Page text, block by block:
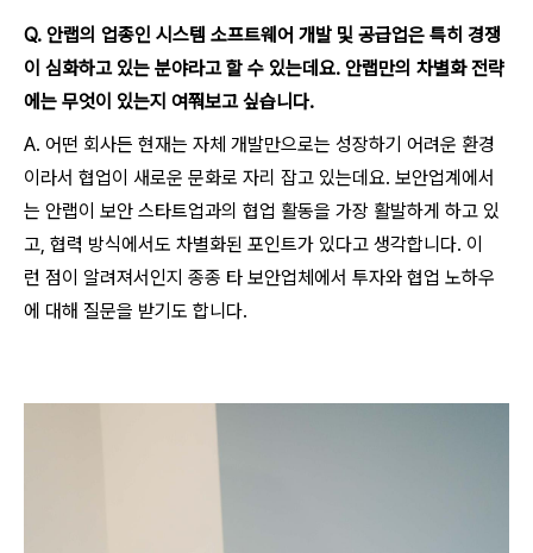
Q. 안랩의 업종인 시스템 소프트웨어 개발 및 공급업은 특히 경쟁
이 심화하고 있는 분야라고 할 수 있는데요. 안랩만의 차별화 전략
에는 무엇이 있는지 여쭤보고 싶습니다.
A. 어떤 회사든 현재는 자체 개발만으로는 성장하기 어려운 환경
이라서 협업이 새로운 문화로 자리 잡고 있는데요. 보안업계에서
는 안랩이 보안 스타트업과의 협업 활동을 가장 활발하게 하고 있
고, 협력 방식에서도 차별화된 포인트가 있다고 생각합니다. 이
런 점이 알려져서인지 종종 타 보안업체에서 투자와 협업 노하우
에 대해 질문을 받기도 합니다.